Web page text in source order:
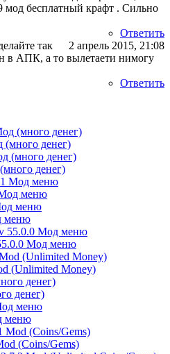
мод бесплатный крафт . Сильно
Ответить
2 апрель 2015, 21:08
так
в АПК, а то вылетаети нимогу
Ответить
(много денег)
денег)
меню
меню
Мод меню
(Unlimited Money)
денег)
меню
(Coins/Gems)